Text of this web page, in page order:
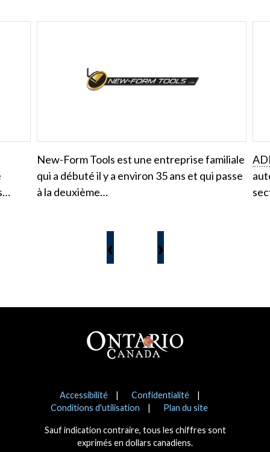
New-Form Tools est une entreprise familiale
qui a débuté il y a environ 35 ans et qui passe
à la deuxième…
‹ ›
Pied de page
AvisAccessibilité
Confidentialité
Conditions d'utilisation
Plan du site
Sauf indication contraire, tous les chiffres sont
exprimés en dollars canadiens.